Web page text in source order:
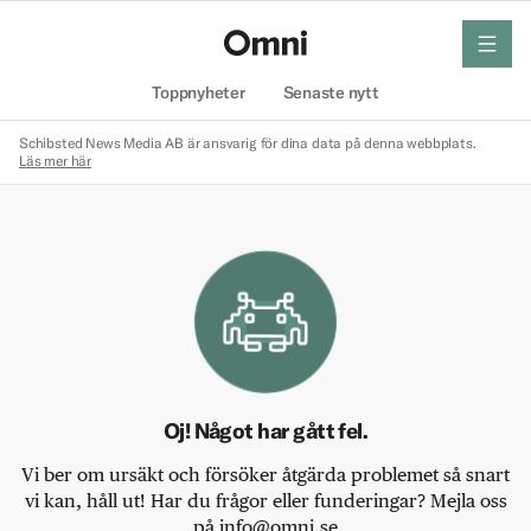
Toppnyheter Senaste nytt
meny
Schibsted News Media AB är ansvarig för dina data på denna webbplats.
Läs mer här
Oj! Något har gått fel.
Vi ber om ursäkt och försöker åtgärda problemet så snart
vi kan, håll ut! Har du frågor eller funderingar? Mejla oss